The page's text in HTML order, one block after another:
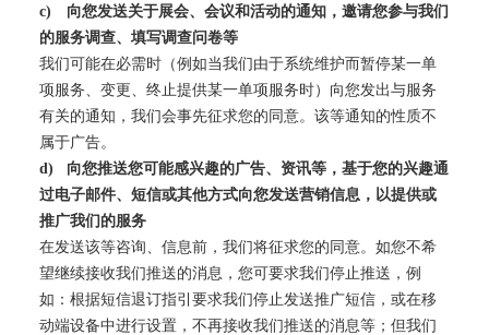
c)
向您发送关于展会、会议和活动的通知，邀请您参与我们
的服务调查、填写调查问卷等
我们可能在必需时（例如当我们由于系统维护而暂停某一单
项服务、变更、终止提供某一单项服务时）向您发出与服务
有关的通知，我们会事先征求您的同意。该等通知的性质不
属于广告。
d)
向您推送您可能感兴趣的广告、资讯等，基于您的兴趣通
过电子邮件、短信或其他方式向您发送营销信息，以提供或
推广我们的服务
在发送该等咨询、信息前，我们将征求您的同意。如您不希
望继续接收我们推送的消息，您可要求我们停止推送，例
如：根据短信退订指引要求我们停止发送推广短信，或在移
动端设备中进行设置，不再接收我们推送的消息等；但我们